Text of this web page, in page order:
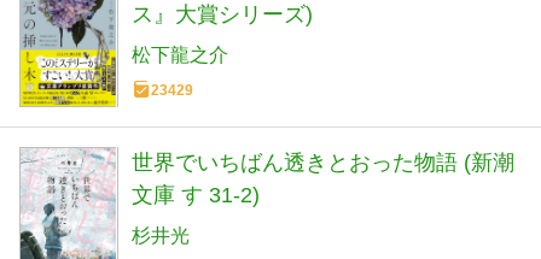
ス』大賞シリーズ)
松下龍之介
23429
世界でいちばん透きとおった物語 (新潮
文庫 す 31-2)
杉井光